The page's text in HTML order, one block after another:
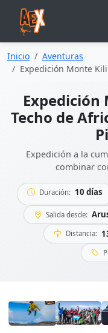
Inicio
Aventuras
Expedición Monte
Techo de
Expedición a la
combinar
Duración: 10 días
Salida desde:
Distancia: